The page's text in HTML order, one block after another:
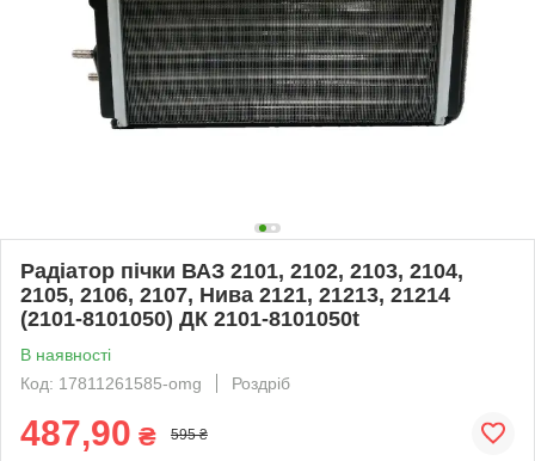
Радіатор пічки ВАЗ 2101, 2102, 2103, 2104,
2105, 2106, 2107, Нива 2121, 21213, 21214
(2101-8101050) ДК 2101-8101050t
В наявності
Код: 17811261585-omg
Роздріб
487,90 ₴ 595 ₴